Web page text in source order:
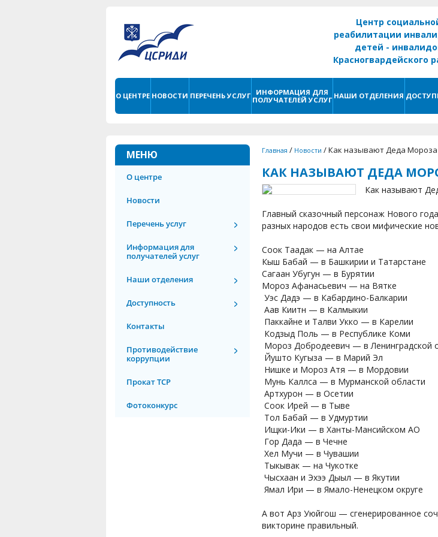
Центр
реабилитации
детей -
Красногвардейского
О ЦЕНТРЕ НОВОСТИ ПЕРЕЧЕНЬ УСЛУГ
ИНФОРМАЦИЯ ДЛЯ
ПОЛУЧАТЕЛЕЙ УСЛУГ НАШИ ОТДЕЛЕНИЯ
МЕНЮ
О центре
Новости
Перечень услуг
Информация для
получателей услуг
Наши отделения
Доступность
Контакты
Противодействие
коррупции
Прокат ТСР
Фотоконкурс
Главная / Новости /Как называют Деда Мороза
КАК НАЗЫВАЮТ ДЕДА
Как называют
Главный сказочный персонаж Нового
разных народов есть свои мифические
Соок Таадак — на Алтае
Кыш Бабай — в Башкирии и Татарстане
Сагаан Убугун — в Бурятии
Мороз Афанасьевич — на Вятке
Уэс Дадэ — в Кабардино-Балкарии
Аав Киитн — в Калмыкии
Паккайне и Талви Укко — в Карелии
Кодзыд Поль — в Республике Коми
Мороз Добродеевич — в Ленинградской
Йушто Кугыза — в Марий Эл
Нишке и Мороз Атя — в Мордовии
Мунь Каллса — в Мурманской области
Артхурон — в Осетии
Соок Ирей — в Тыве
Тол Бабай — в Удмуртии
Ищки-Ики — в Ханты-Мансийском АО
Гор Дада — в Чечне
Хел Мучи — в Чувашии
Тыкывак — на Чукотке
Чысхаан и Эхээ Дыыл — в Якутии
Ямал Ири — в Ямало-Ненецком округе
А вот Арз Уюйгош — сгенерированное
викторине правильный.